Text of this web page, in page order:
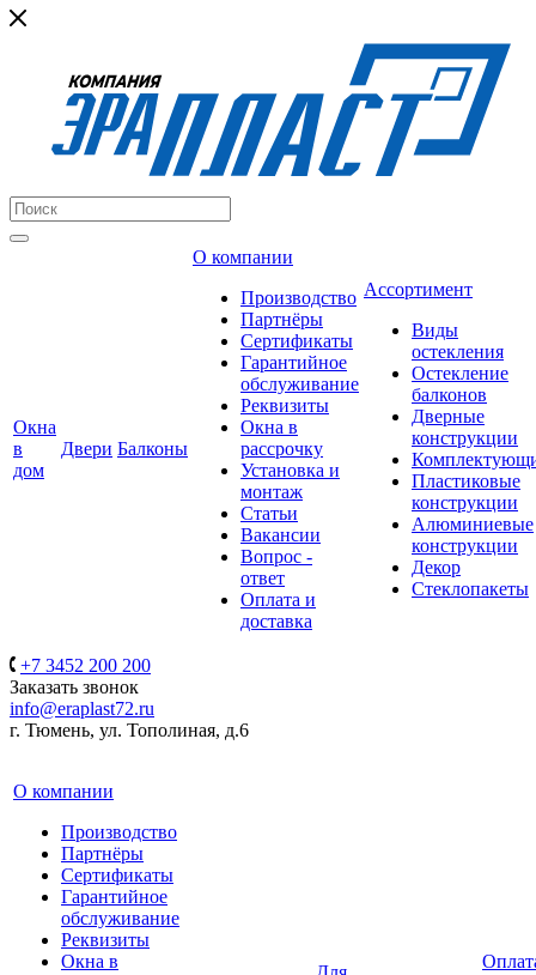
Окна
в
дом
Двери Балконы
О компании
Производство
Партнёры
Сертификаты
Гарантийное
обслуживание
Реквизиты
Окна в
рассрочку
Установка и
монтаж
Статьи
Вакансии
Вопрос -
ответ
Оплата и
доставка
Ассортимент
Виды
остекления
Остекление
балконов
Дверные
конструкции
Пластиковые
конструкции
Алюминиевые
конструкции
Декор
Стеклопакеты
+7 3452 200 200
Заказать звонок
info@eraplast72.ru
г. Тюмень, ул. Тополиная, д.6
О компании
Производство
Партнёры
Сертификаты
Гарантийное
обслуживание
Реквизиты
Окна в